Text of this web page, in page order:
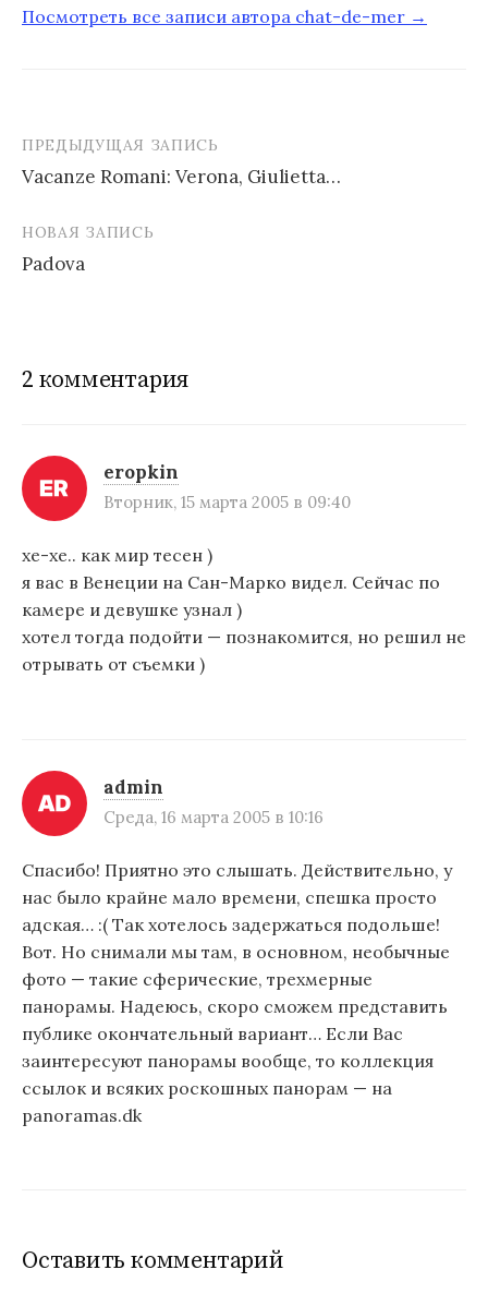
Посмотреть все записи автора chat-de-mer →
а
г
и
я
п
о
з
а
с
я
м
ПРЕДЫДУЩАЯ ЗАПИСЬ
Vacanze Romani: Verona, Giulietta…
НОВАЯ ЗАПИСЬ
Padova
2 комментария
eropkin
Вторник, 15 марта 2005 в 09:40
хе-хе.. как мир тесен )
я вас в Венеции на Сан-Марко видел. Сейчас по
камере и девушке узнал )
хотел тогда подойти — познакомится, но решил не
отрывать от съемки )
admin
Среда, 16 марта 2005 в 10:16
Спасибо! Приятно это слышать. Действительно, у
нас было крайне мало времени, спешка просто
адская… :( Так хотелось задержаться подольше!
Вот. Но снимали мы там, в основном, необычные
фото — такие сферические, трехмерные
панорамы. Надеюсь, скоро сможем представить
публике окончательный вариант… Если Вас
заинтересуют панорамы вообще, то коллекция
ссылок и всяких роскошных панорам — на
panoramas.dk
Оставить комментарий